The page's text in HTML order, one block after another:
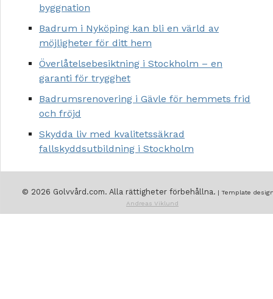
byggnation
Badrum i Nyköping kan bli en värld av
möjligheter för ditt hem
Överlåtelsebesiktning i Stockholm – en
garanti för trygghet
Badrumsrenovering i Gävle för hemmets frid
och fröjd
Skydda liv med kvalitetssäkrad
fallskyddsutbildning i Stockholm
© 2026 Golvvård.com. Alla rättigheter förbehållna. | Template
Andreas Viklund